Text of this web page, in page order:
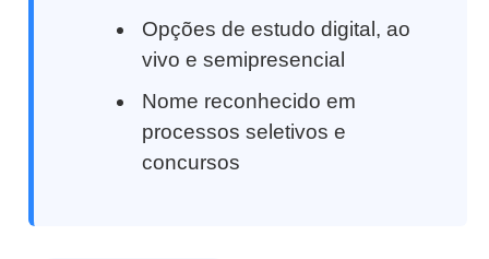
Opções de estudo digital, ao
vivo e semipresencial
Nome reconhecido em
processos seletivos e
concursos